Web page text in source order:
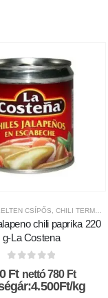
,MÁRKÁK,MEXIKÓI KONYHA
,FRISS CHILI PAPRIKÁK
CSÍPŐS ,CHILI TERMÉKEK
chili paprika 220
g-La Costena
az 5-ből
Ft nettó780 Ft
kg